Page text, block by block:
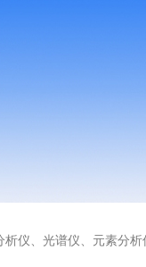
析仪、光谱仪、元素分析